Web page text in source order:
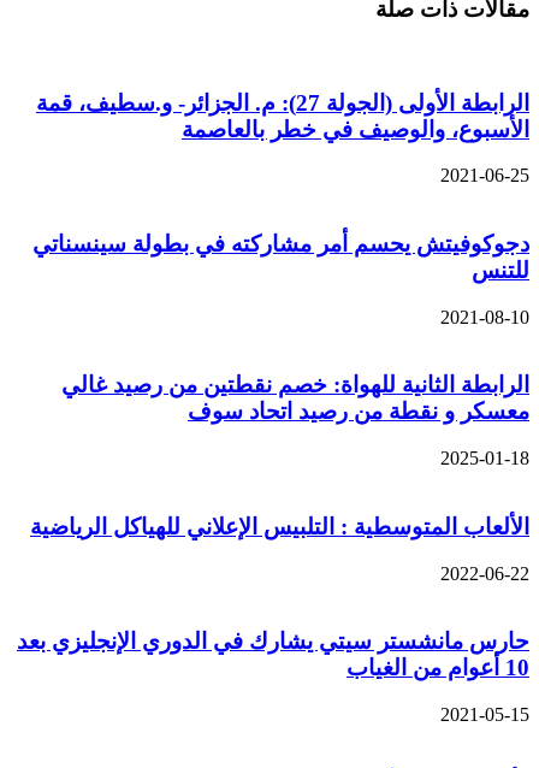
مقالات ذات صلة
الرابطة الأولى (الجولة 27): م. الجزائر- و.سطيف، قمة
الأسبوع، والوصيف في خطر بالعاصمة
2021-06-25
دجوكوفيتش يحسم أمر مشاركته في بطولة سينسناتي
للتنس
2021-08-10
الرابطة الثانية للهواة: خصم نقطتين من رصيد غالي
معسكر و نقطة من رصيد اتحاد سوف
2025-01-18
الألعاب المتوسطية : التلبيس الإعلاني للهياكل الرياضية
2022-06-22
حارس مانشستر سيتي يشارك في الدوري الإنجليزي بعد
10 أعوام من الغياب
2021-05-15